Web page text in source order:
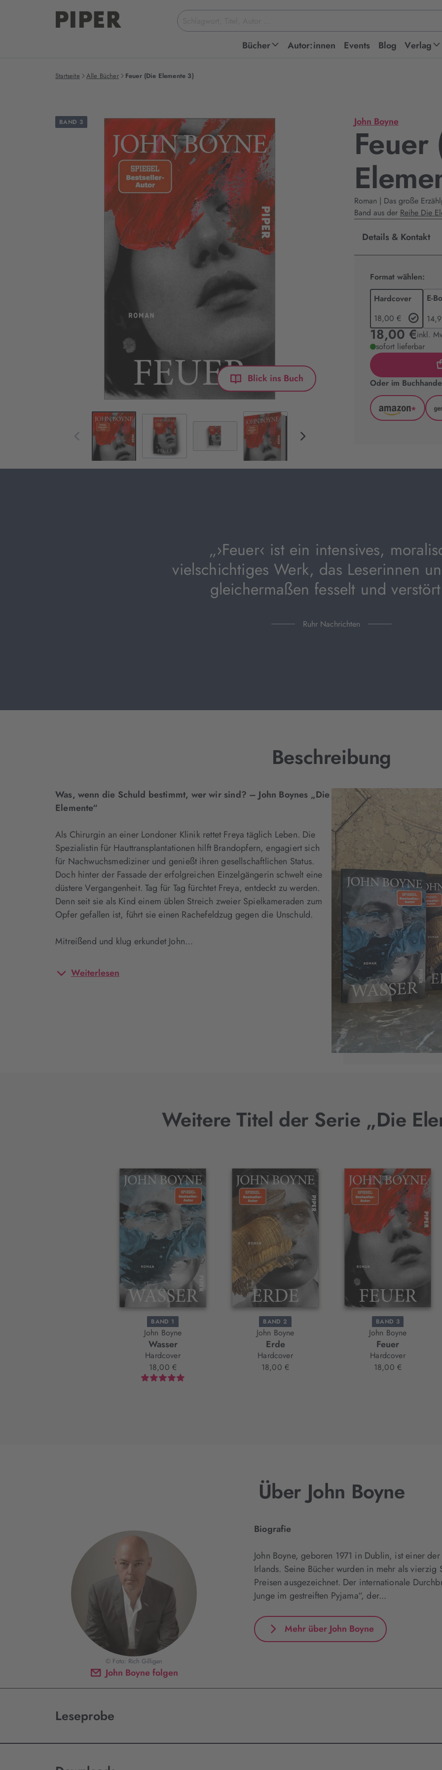
Suchbegriff
eingeben
Bücher Autor:innen Events Blog Verlag
Startseite Alle Bücher Feuer (Die Elemente 3)
BAND 3
Blick ins Buch
Produktbilder
Buch
John Boyne
Feuer
Roman | Das große
Band aus der Reihe Die
Details & Kontakt
Format wählen:
Hardcover
18,00 €
E-
18,00 €inkl.
sofort lieferbar
Oder im
Amazon
geöffnet)
*
„›Feuer‹ ist ein intensives,
vielschichtiges Werk, das Leserinnen
gleichermaßen fesselt und
Ruhr Nachrichten
Beschreibung
Was, wenn die Schuld bestimmt, wer wir sind? – John Boynes „Die
Elemente“
Als Chirurgin an einer Londoner Klinik rettet Freya täglich Leben. Die
Spezialistin für Hauttransplantationen hilft Brandopfern, engagiert sich
für Nachwuchsmediziner und genießt ihren gesellschaftlichen Status.
Doch hinter der Fassade der erfolgreichen Einzelgängerin schwelt eine
düstere Vergangenheit. Tag für Tag fürchtet Freya, entdeckt zu werden.
Denn seit sie als Kind einem üblen Streich zweier Spielkameraden zum
Opfer gefallen ist, führt sie einen Rachefeldzug gegen die Unschuld.
Mitreißend und klug erkundet John…
Weiterlesen
Weitere Titel der Serie „Die
Interaktives
Slider-
Element
BAND 1
John Boyne
Wasser
Hardcover
18,00 €
BAND 2
John Boyne
Erde
Hardcover
18,00 €
BAND 3
John Boyne
Feuer
Hardcover
18,00 €
Über John Boyne
John Boyne folgen
© Foto: Rich Gilligan
Biografie
John Boyne, geboren 1971 in Dublin, ist einer
Irlands. Seine Bücher wurden in mehr als vierzig
Preisen ausgezeichnet. Der internationale
Junge im gestreiften Pyjama“, der...
Mehr über John Boyne
Leseprobe